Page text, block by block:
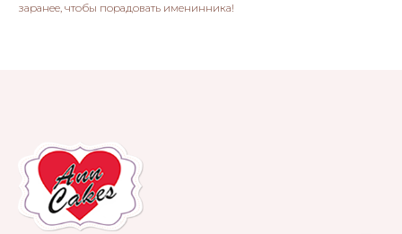
заранее, чтобы порадовать именинника!